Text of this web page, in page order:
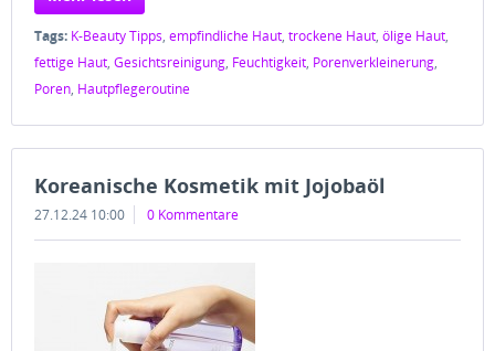
Tags: K-Beauty Tipps, empfindliche Haut, trockene Haut, ölige Haut,
fettige Haut, Gesichtsreinigung, Feuchtigkeit, Porenverkleinerung,
Poren, Hautpflegeroutine
Koreanische Kosmetik mit Jojobaöl
27.12.24 10:00 0 Kommentare